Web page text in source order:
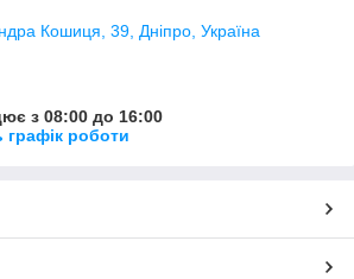
Кошиця, 39, Дніпро, Україна
з 08:00 до 16:00
графік роботи